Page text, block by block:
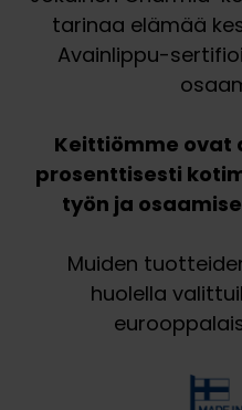
tarinaa elämää
Avainlippu-
Keittiömme ovat
prosenttisesti
työn ja
Muiden
huolella